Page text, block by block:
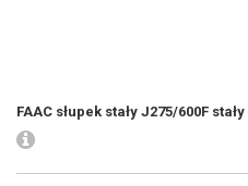
FAAC słupek stały J275/600F stały